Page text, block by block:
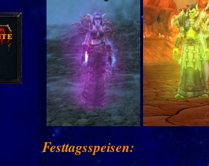
Festtagsspeisen: